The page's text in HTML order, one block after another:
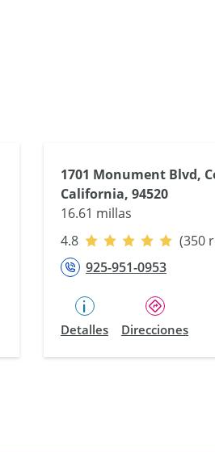
1701 Monument Blvd,
California, 94520
16.61 millas
4.8
(350
925-951-0953
Detalles Direcciones